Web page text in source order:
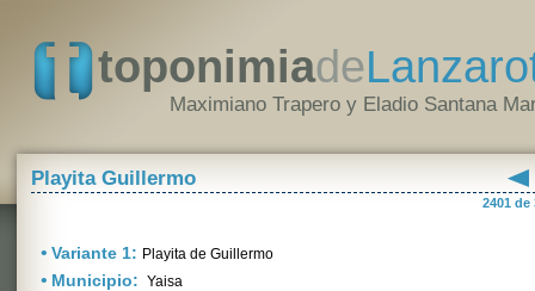
toponimiade
Maximiano Trapero y Eladio Santana
Playita Guillermo
2401 de
• Variante 1: Playita de Guillermo
• Municipio: Yaisa